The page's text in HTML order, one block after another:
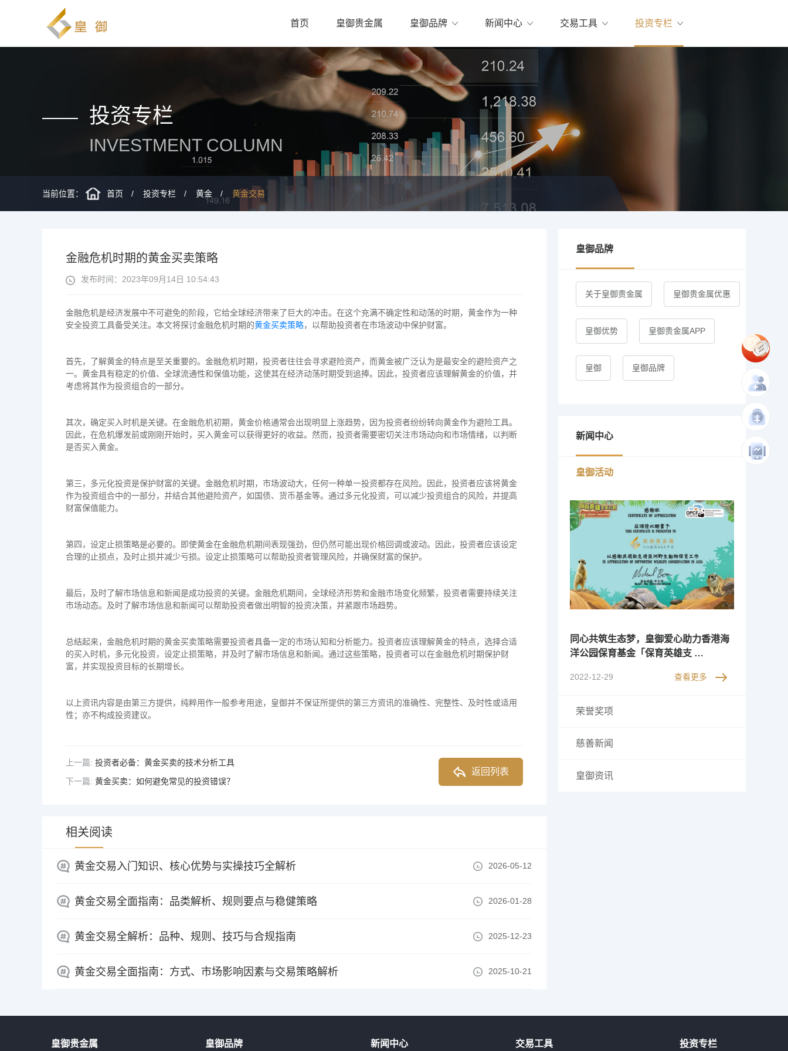
首页 皇御贵金属 皇御品牌 新闻中心 交易工具 投资专栏
投资专栏
INVESTMENT COLUMN
当前位置： 首页 投资专栏 黄金 黄金交易
金融危机时期的黄金买卖策略
发布时间：2023年09月14日 10:54:43
金融危机是经济发展中不可避免的阶段，它给全球经济带来了巨大的冲击。在这个充满不确定性和动荡的时期，黄金作为一种
安全投资工具备受关注。本文将探讨金融危机时期的黄金买卖策略，以帮助投资者在市场波动中保护财富。
首先，了解黄金的特点是至关重要的。金融危机时期，投资者往往会寻求避险资产，而黄金被广泛认为是最安全的避险资产之
一。黄金具有稳定的价值、全球流通性和保值功能，这使其在经济动荡时期受到追捧。因此，投资者应该理解黄金的价值，并
考虑将其作为投资组合的一部分。
其次，确定买入时机是关键。在金融危机初期，黄金价格通常会出现明显上涨趋势，因为投资者纷纷转向黄金作为避险工具。
因此，在危机爆发前或刚刚开始时，买入黄金可以获得更好的收益。然而，投资者需要密切关注市场动向和市场情绪，以判断
是否买入黄金。
第三，多元化投资是保护财富的关键。金融危机时期，市场波动大，任何一种单一投资都存在风险。因此，投资者应该将黄金
作为投资组合中的一部分，并结合其他避险资产，如国债、货币基金等。通过多元化投资，可以减少投资组合的风险，并提高
财富保值能力。
第四，设定止损策略是必要的。即使黄金在金融危机期间表现强劲，但仍然可能出现价格回调或波动。因此，投资者应该设定
合理的止损点，及时止损并减少亏损。设定止损策略可以帮助投资者管理风险，并确保财富的保护。
最后，及时了解市场信息和新闻是成功投资的关键。金融危机期间，全球经济形势和金融市场变化频繁，投资者需要持续关注
市场动态。及时了解市场信息和新闻可以帮助投资者做出明智的投资决策，并紧跟市场趋势。
总结起来，金融危机时期的黄金买卖策略需要投资者具备一定的市场认知和分析能力。投资者应该理解黄金的特点，选择合适
的买入时机，多元化投资，设定止损策略，并及时了解市场信息和新闻。通过这些策略，投资者可以在金融危机时期保护财
富，并实现投资目标的长期增长。
以上资讯内容是由第三方提供，纯粹用作一般参考用途，皇御并不保证所提供的第三方资讯的准确性、完整性、及时性或适用
性；亦不构成投资建议。
上一篇: 投资者必备：黄金买卖的技术分析工具
下一篇: 黄金买卖：如何避免常见的投资错误？
返回列表
相关阅读
黄金交易入门知识、核心优势与实操技巧全解析 2026-05-12
黄金交易全面指南：品类解析、规则要点与稳健策略 2026-01-28
黄金交易全解析：品种、规则、技巧与合规指南 2025-12-23
黄金交易全面指南：方式、市场影响因素与交易策略解析 2025-10-21
皇御品牌
关于皇御贵金属 皇御贵金属优惠
皇御优势 皇御贵金属APP
皇御 皇御品牌
新闻中心
皇御活动
同心共筑生态梦，皇御爱心助力香港海
洋公园保育基金「保育英雄支 …
2022-12-29 查看更多
荣誉奖项
慈善新闻
皇御资讯
皇御贵金属 皇御品牌 新闻中心 交易工具 投资专栏